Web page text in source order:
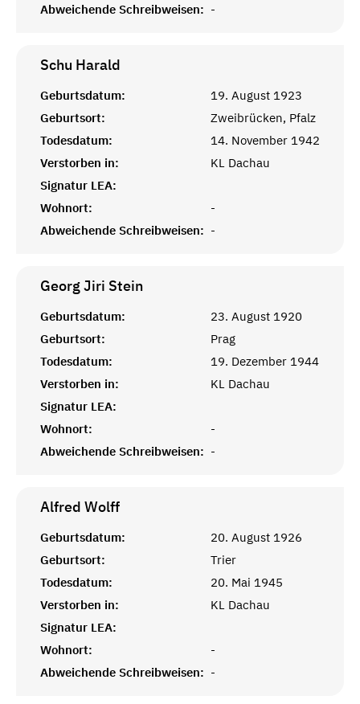
Abweichende Schreibweisen: -
Schu Harald
Geburtsdatum:
19. August 1923
Geburtsort:
Zweibrücken, Pfalz
Todesdatum:
14. November 1942
Verstorben in:
KL Dachau
Signatur LEA:
Wohnort:
-
Abweichende Schreibweisen: -
Georg Jiri Stein
Geburtsdatum:
23. August 1920
Geburtsort:
Prag
Todesdatum:
19. Dezember 1944
Verstorben in:
KL Dachau
Signatur LEA:
Wohnort:
-
Abweichende Schreibweisen: -
Alfred Wolff
Geburtsdatum:
20. August 1926
Geburtsort:
Trier
Todesdatum:
20. Mai 1945
Verstorben in:
KL Dachau
Signatur LEA:
Wohnort:
-
Abweichende Schreibweisen: -